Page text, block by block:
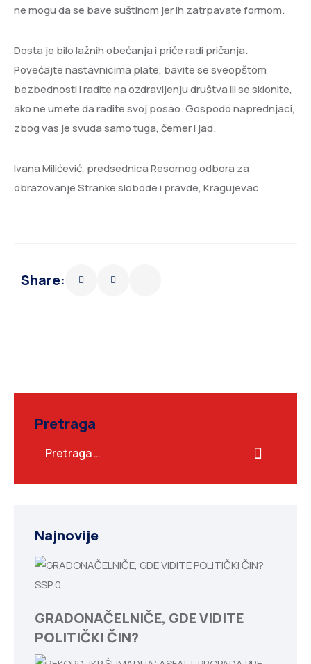
ne mogu da se bave suštinom jer ih zatrpavate formom.
Dosta je bilo lažnih obećanja i priče radi pričanja.
Povećajte nastavnicima plate, bavite se sveopštom
bezbednosti i radite na ozdravljenju društva ili se sklonite,
ako ne umete da radite svoj posao. Gospodo naprednjaci,
zbog vas je svuda samo tuga, čemer i jad.
Ivana Milićević, predsednica Resornog odbora za
obrazovanje Stranke slobode i pravde, Kragujevac
Share:
Pretraga
Najnovije
SSP0
GRADONAČELNIČE, GDE VIDITE
POLITIČKI ČIN?